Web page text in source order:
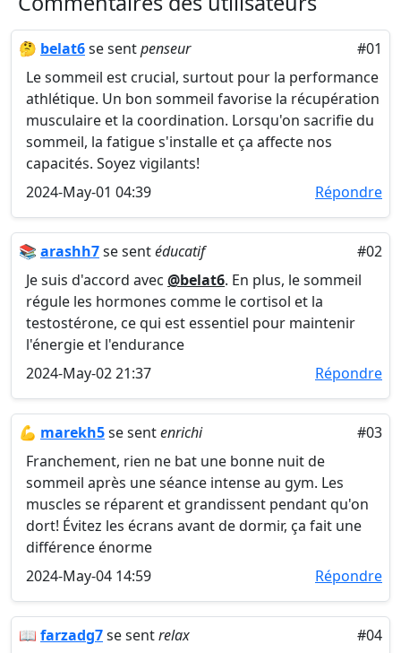
🤔 belat6se sentpenseur
#01
Le sommeil est crucial, surtout pour la performance
athlétique. Un bon sommeil favorise la récupération
musculaire et la coordination. Lorsqu'on sacrifie du
sommeil, la fatigue s'installe et ça affecte nos
capacités. Soyez vigilants!
2024-May-01 04:39
Répondre
📚 arashh7se sentéducatif
#02
Je suis d'accord avec @belat6. En plus, le sommeil
régule les hormones comme le cortisol et la
testostérone, ce qui est essentiel pour maintenir
l'énergie et l'endurance
2024-May-02 21:37
Répondre
💪 marekh5se sentenrichi
#03
Franchement, rien ne bat une bonne nuit de
sommeil après une séance intense au gym. Les
muscles se réparent et grandissent pendant qu'on
dort! Évitez les écrans avant de dormir, ça fait une
différence énorme
2024-May-04 14:59
Répondre
📖 farzadg7se sentrelax
#04